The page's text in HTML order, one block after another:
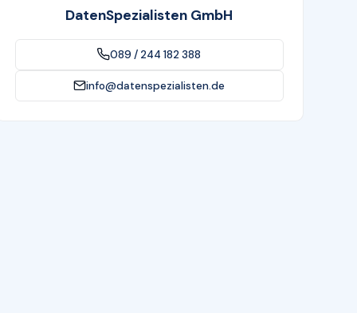
DatenSpezialisten GmbH
089 / 244 182 388
info@datenspezialisten.de